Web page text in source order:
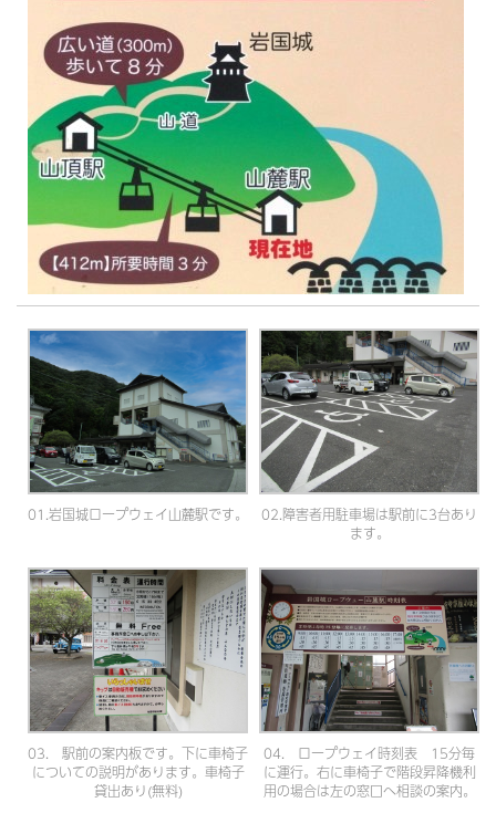
01.岩国城ロープウェイ山麓駅です。
02.障害者用駐車場は駅前に3台あり
ます。
03. 駅前の案内板です。下に車椅子
についての説明があります。車椅子
貸出あり(無料)
04. ロープウェイ時刻表 15分毎
に運行。右に車椅子で階段昇降機利
用の場合は左の窓口へ相談の案内。